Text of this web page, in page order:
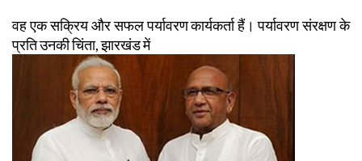
वह एक सक्रिय और सफल पर्यावरण कार्यकर्ता हैं। पर्यावरण संरक्षण के
प्रति उनकी चिंता, झारखंड में